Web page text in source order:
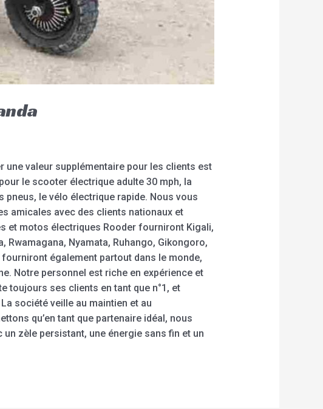
une valeur supplémentaire pour les clients est
le scooter électrique adulte 30 mph, la
le vélo électrique rapide. Nous vous
amicales avec des clients nationaux et
et motos électriques Rooder fourniront Kigali,
Rwamagana, Nyamata, Ruhango, Gikongoro,
également partout dans le monde,
Notre personnel est riche en expérience et
toujours ses clients en tant que n°1, et
société veille au maintien et au
qu’en tant que partenaire idéal, nous
zèle persistant, une énergie sans fin et un